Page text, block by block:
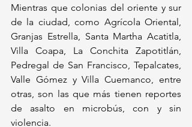
Mientras que colonias del oriente y sur
de la ciudad, como Agrícola Oriental,
Granjas Estrella, Santa Martha Acatitla,
Villa Coapa, La Conchita Zapotitlán,
Pedregal de San Francisco, Tepalcates,
Valle Gómez y Villa Cuemanco, entre
otras, son las que más tienen reportes
de asalto en microbús, con y sin
violencia.